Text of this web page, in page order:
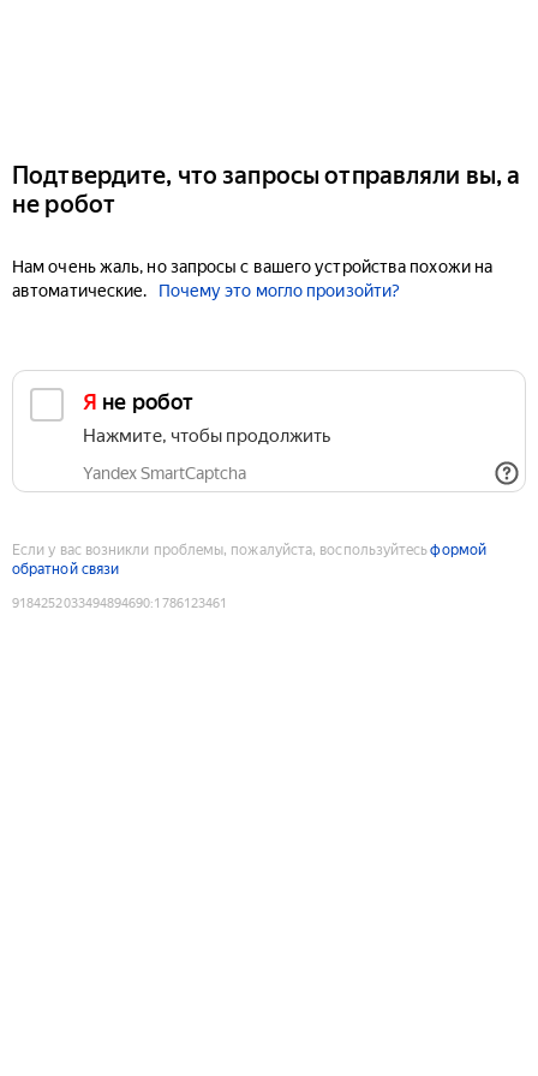
Подтвердите, что запросы отправляли вы, а
не робот
Нам очень жаль, но запросы с вашего устройства похожи на
автоматические.
Почему это могло произойти?
Я не робот
Нажмите, чтобы продолжить
Yandex SmartCaptcha
Если у вас возникли проблемы, пожалуйста, воспользуйтесьформой
обратной связи
9184252033494894690:1786123461